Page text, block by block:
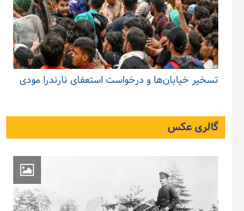
تسخیر خیابان‌ها و درخواست استعفای نارندرا مودی
گالری عکس